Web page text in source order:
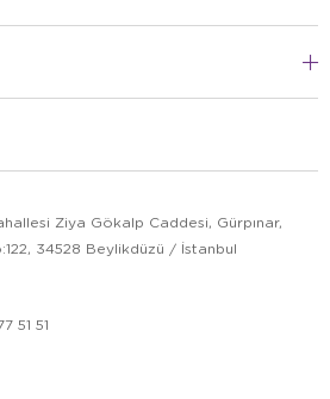
Ziya Gökalp Caddesi, Gürpınar,
34528 Beylikdüzü / İstanbul
51 51